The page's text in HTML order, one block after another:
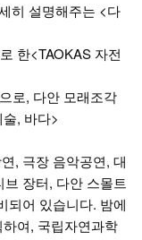
히 설명해주는 <다
한<TAOKAS 자전
로, 다안 모래조각
, 바다>
, 극장 음악공연, 대
장터, 다안 스몰트
되어 있습니다. 밤에
여, 국립자연과학